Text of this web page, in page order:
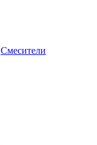
Смесители